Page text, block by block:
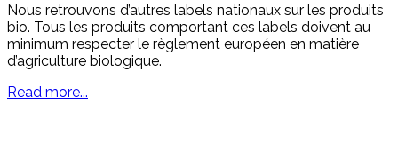
Nous retrouvons d’autres labels nationaux sur les produits
bio. Tous les produits comportant ces labels doivent au
minimum respecter le règlement européen en matière
d’agriculture biologique.
Read more...